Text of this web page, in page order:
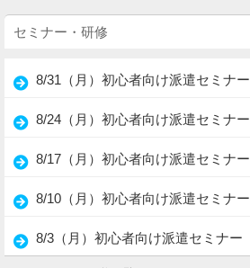
セミナー・研修
8/31（月）初心者向け派遣セミナー
8/24（月）初心者向け派遣セミナー
8/17（月）初心者向け派遣セミナー
8/10（月）初心者向け派遣セミナー
8/3（月）初心者向け派遣セミナー